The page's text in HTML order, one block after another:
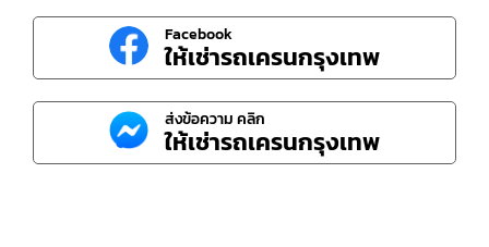
Facebook
ให้เช่ารถเครนกรุงเทพ
ส่งข้อความ คลิก
ให้เช่ารถเครนกรุงเทพ